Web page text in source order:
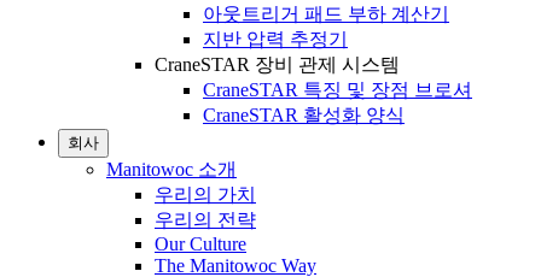
아웃트리거 패드 부하 계산기
지반 압력 추정기
CraneSTAR 장비 관제 시스템
CraneSTAR 특징 및 장점 브로셔
CraneSTAR 활성화 양식
회사
Manitowoc 소개
우리의 가치
우리의 전략
Our Culture
The Manitowoc Way